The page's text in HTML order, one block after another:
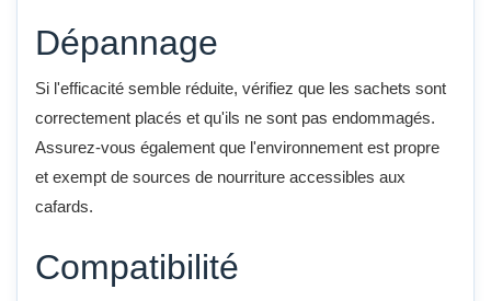
Dépannage
Si l'efficacité semble réduite, vérifiez que les sachets sont
correctement placés et qu'ils ne sont pas endommagés.
Assurez-vous également que l'environnement est propre
et exempt de sources de nourriture accessibles aux
cafards.
Compatibilité